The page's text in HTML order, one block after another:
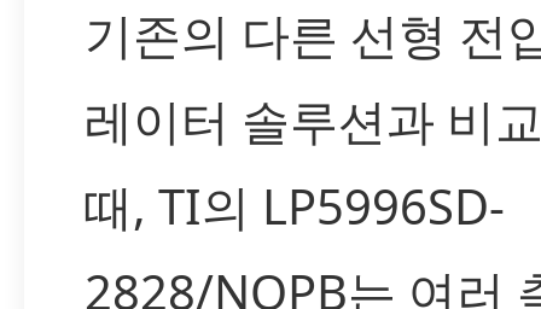
기존의 다른 선형 전
레이터 솔루션과 비
때, TI의 LP5996SD-
2828/NOPB는 여러